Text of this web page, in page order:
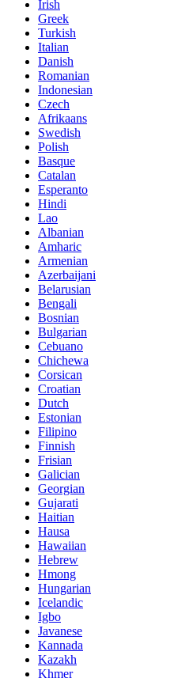
Irish
Greek
Turkish
Italian
Danish
Romanian
Indonesian
Czech
Afrikaans
Swedish
Polish
Basque
Catalan
Esperanto
Hindi
Lao
Albanian
Amharic
Armenian
Azerbaijani
Belarusian
Bengali
Bosnian
Bulgarian
Cebuano
Chichewa
Corsican
Croatian
Dutch
Estonian
Filipino
Finnish
Frisian
Galician
Georgian
Gujarati
Haitian
Hausa
Hawaiian
Hebrew
Hmong
Hungarian
Icelandic
Igbo
Javanese
Kannada
Kazakh
Khmer